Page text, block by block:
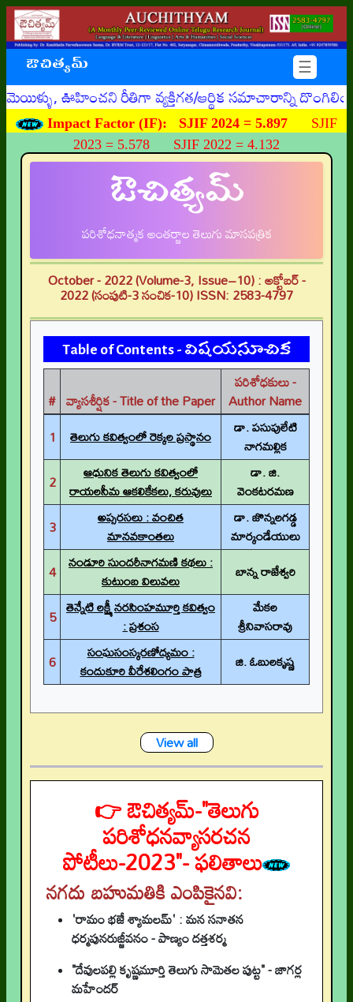
ఔచిత్యమ్ ☰
ఊహించని రీతిగా వ్యక్తిగత/ఆర్థిక సమాచారాన్ని దొంగిలించే
Impact Factor (IF): SJIF 2024 = 5.897 SJIF
2023 = 5.578 SJIF 2022 = 4.132
ఔచిత్యమ్
పరిశోధనాత్మక అంతర్జాల తెలుగు మాసపత్రిక
October - 2022 (Volume-3, Issue–10) : అక్టోబర్ -
2022 (సంపుటి-3 సంచిక-10) ISSN: 2583-4797
Table of Contents - విషయసూచిక
# వ్యాసశీర్షిక - Title of the Paper
పరిశోధకులు -
Author Name
1
తెలుగు కవిత్వంలో రెక్కల ప్రస్థానం
డా. పసుపులేటి
నాగమల్లిక
2
ఆధునిక తెలుగు కవిత్వంలో
రాయలసీమ ఆకలికేకలు, కరువులు
డా. జి.
వెంకటరమణ
3
అప్సరసలు : వంచిత
మానవకాంతలు
డా. జొన్నలగడ్డ
మార్కండేయులు
4 నండూరి సుందరీనాగమణి కథలు :
కుటుంబ విలువలు
బాన్న రాజేశ్వరి
5 తెన్నేటి లక్ష్మీ నరసింహమూర్తి కవిత్వం
: ప్రశంస
మేకల
శ్రీనివాసరావు
6
సంఘసంస్కరణోద్యమం :
కందుకూరి వీరేశలింగం పాత్ర
జి. ఓబులకృష్ణ
View all
👉 ఔచిత్యమ్-"తెలుగు
పరిశోధనవ్యాసరచన
పోటీలు-2023"- ఫలితాలు
నగదు బహుమతికి ఎంపికైనవి:
'రామం భజే శ్యామలమ్' : మన సనాతన
ధర్మపునరుజ్జీవనం - పాణ్యం దత్తశర్మ
"దేవులపల్లి కృష్ణమూర్తి తెలుగు సామెతల పుట్ట" - జాగర్ల
మహేందర్